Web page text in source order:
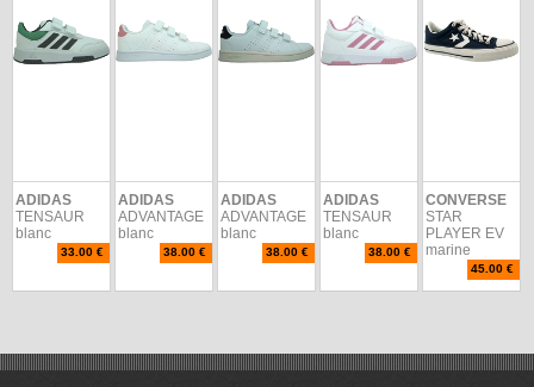
ADIDAS
TENSAUR
blanc
33.00 €
ADIDAS
ADVANTAGE
blanc
38.00 €
ADIDAS
ADVANTAGE
blanc
38.00 €
ADIDAS
TENSAUR
blanc
38.00 €
CONVERSE
STAR
PLAYER EV
marine
45.00 €